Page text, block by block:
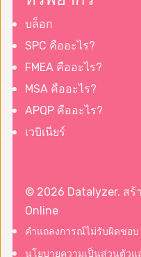
บล็อก
SPC คืออะไร?
FMEA คืออะไร?
MSA คืออะไร?
APQP คืออะไร?
เวบิเนียร์
© 2026 Datalyzer. สร้
Online
คำแถลงการณ์ไม่รับผิดชอบ
นโยบายความเป็นส่วนตัว